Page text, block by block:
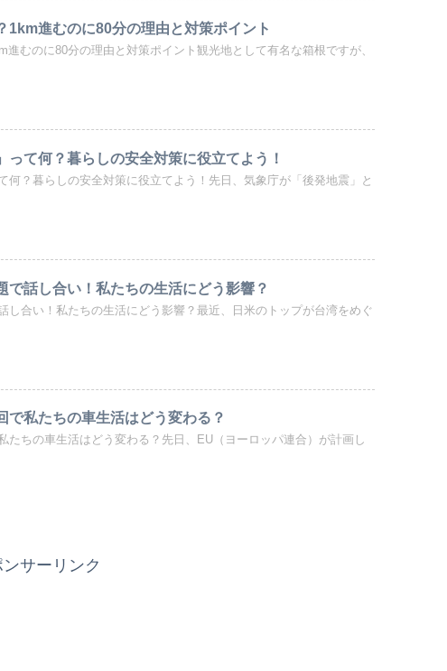
1km進むのに80分の理由と対策ポイント
進むのに80分の理由と対策ポイント観光地として有名な箱根ですが、
って何？暮らしの安全対策に役立てよう！
何？暮らしの安全対策に役立てよう！先日、気象庁が「後発地震」と
で話し合い！私たちの生活にどう影響？
し合い！私たちの生活にどう影響？最近、日米のトップが台湾をめぐ
で私たちの車生活はどう変わる？
たちの車生活はどう変わる？先日、EU（ヨーロッパ連合）が計画し
ンサーリンク